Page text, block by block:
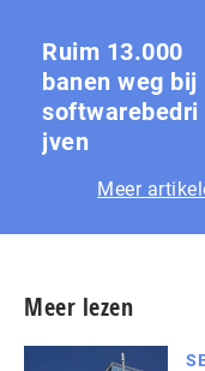
Ruim 13.000
banen weg bij
softwarebedri
jven
Meer
Meer lezen